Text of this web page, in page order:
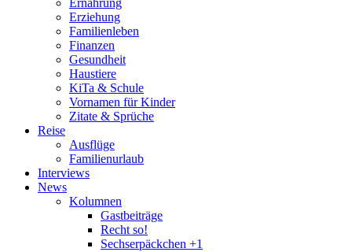
Ernährung
Erziehung
Familienleben
Finanzen
Gesundheit
Haustiere
KiTa & Schule
Vornamen für Kinder
Zitate & Sprüche
Reise
Ausflüge
Familienurlaub
Interviews
News
Kolumnen
Gastbeiträge
Recht so!
Sechserpäckchen +1